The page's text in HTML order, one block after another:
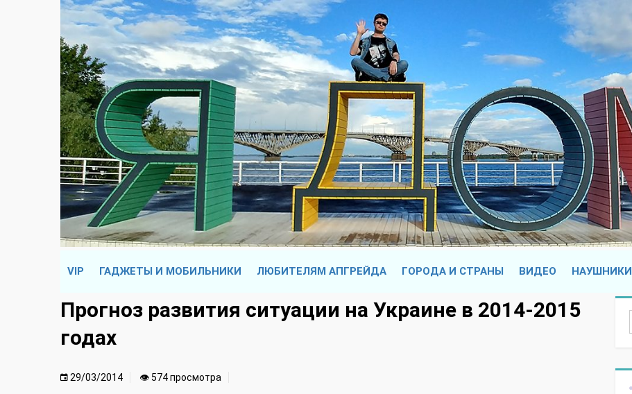
VIP ГАДЖЕТЫ И МОБИЛЬНИКИ ЛЮБИТЕЛЯМ АПГРЕЙДА ГОРОДА И СТРАНЫ ВИДЕО НАУШНИКИ
Прогноз развития ситуации на Украине в 2014-2015
годах
29/03/2014 👁 574 просмотра